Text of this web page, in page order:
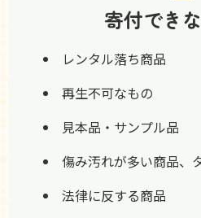
寄付でき
レンタル落ち商品
再生不可なもの
見本品・サンプル品
傷み汚れが多い商品、
法律に反する商品